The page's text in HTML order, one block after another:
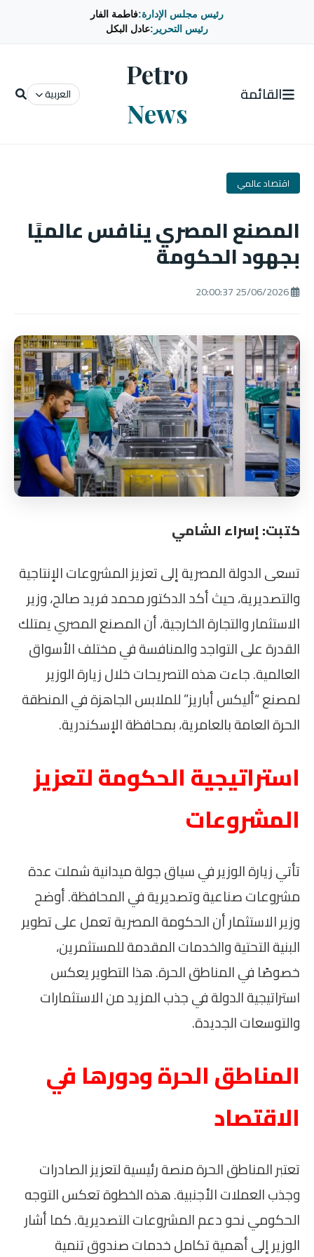
رئيس مجلس الإدارة:فاطمة الفار
رئيس التحرير:عادل البكل
القائمة
Petro
News
العربية
اقتصاد عالمي
المصنع المصري ينافس عالميًا
بجهود الحكومة
كتبت: إسراء الشامي
تسعى الدولة المصرية إلى تعزيز المشروعات الإنتاجية
والتصديرية، حيث أكد الدكتور محمد فريد صالح، وزير
الاستثمار والتجارة الخارجية، أن المصنع المصري يمتلك
القدرة على التواجد والمنافسة في مختلف الأسواق
العالمية. جاءت هذه التصريحات خلال زيارة الوزير
لمصنع “أليكس أباريز” للملابس الجاهزة في المنطقة
الحرة العامة بالعامرية، بمحافظة الإسكندرية.
استراتيجية الحكومة لتعزيز
المشروعات
تأتي زيارة الوزير في سياق جولة ميدانية شملت عدة
مشروعات صناعية وتصديرية في المحافظة. أوضح
وزير الاستثمار أن الحكومة المصرية تعمل على تطوير
البنية التحتية والخدمات المقدمة للمستثمرين،
خصوصًا في المناطق الحرة. هذا التطوير يعكس
استراتيجية الدولة في جذب المزيد من الاستثمارات
والتوسعات الجديدة.
المناطق الحرة ودورها في
الاقتصاد
تعتبر المناطق الحرة منصة رئيسية لتعزيز الصادرات
وجذب العملات الأجنبية. هذه الخطوة تعكس التوجه
الحكومي نحو دعم المشروعات التصديرية. كما أشار
الوزير إلى أهمية تكامل خدمات صندوق تنمية